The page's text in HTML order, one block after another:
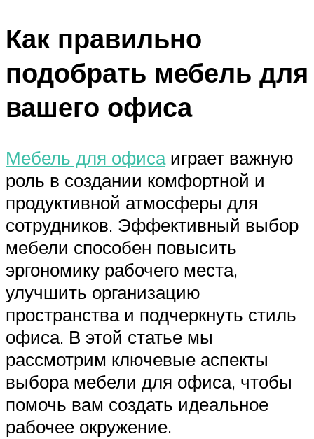
Как правильно
подобрать мебель для
вашего офиса
Мебель для офисаиграет важную
роль в создании комфортной и
продуктивной атмосферы для
сотрудников. Эффективный выбор
мебели способен повысить
эргономику рабочего места,
улучшить организацию
пространства и подчеркнуть стиль
офиса. В этой статье мы
рассмотрим ключевые аспекты
выбора мебели для офиса, чтобы
помочь вам создать идеальное
рабочее окружение.